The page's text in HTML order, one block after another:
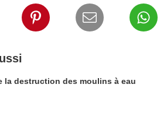
la destruction des moulins à eau